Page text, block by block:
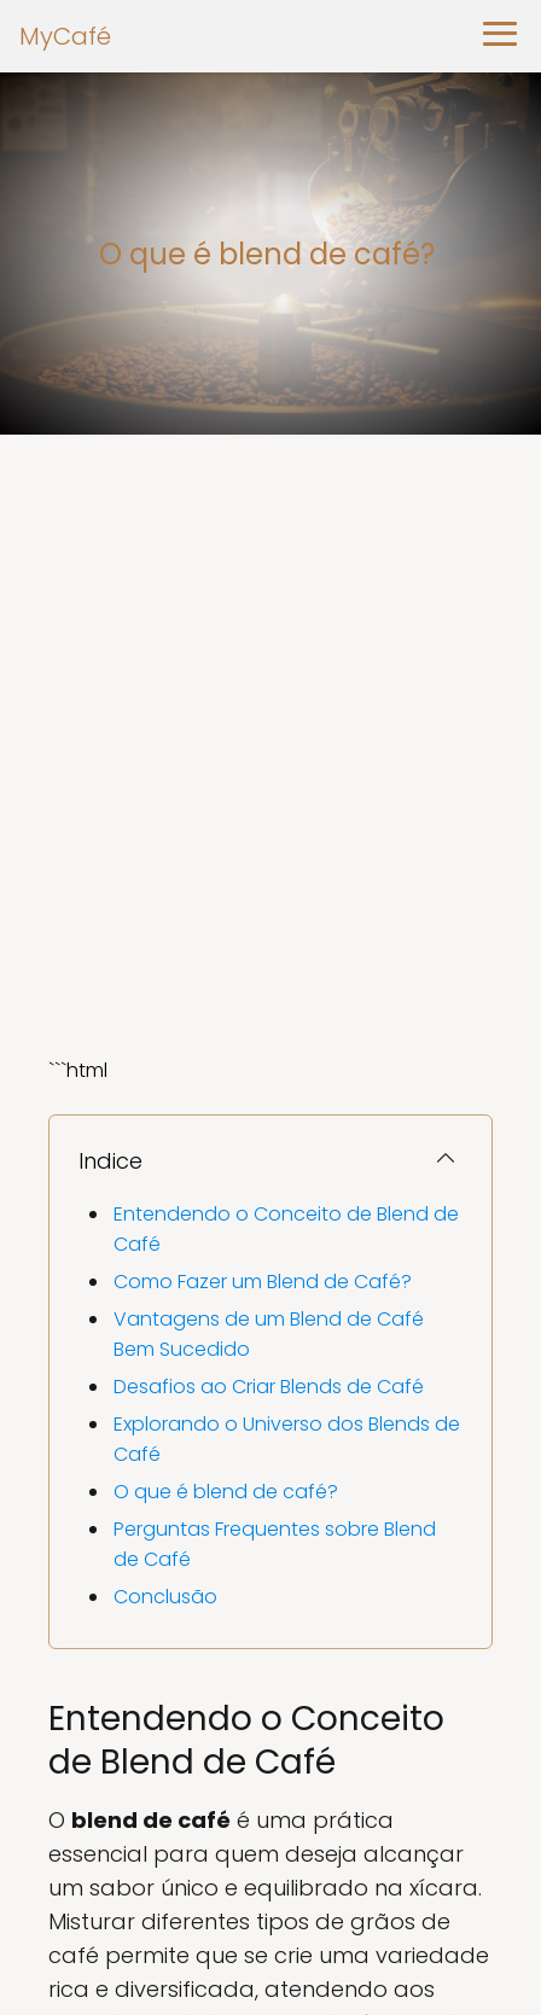
MyCafé
O que é blend de café?
```html
Indice
Entendendo o Conceito de Blend de
Café
Como Fazer um Blend de Café?
Vantagens de um Blend de Café
Bem Sucedido
Desafios ao Criar Blends de Café
Explorando o Universo dos Blends de
Café
O que é blend de café?
Perguntas Frequentes sobre Blend
de Café
Conclusão
Entendendo o Conceito
de Blend de Café
O blend de café é uma prática
essencial para quem deseja alcançar
um sabor único e equilibrado na xícara.
Misturar diferentes tipos de grãos de
café permite que se crie uma variedade
rica e diversificada, atendendo aos